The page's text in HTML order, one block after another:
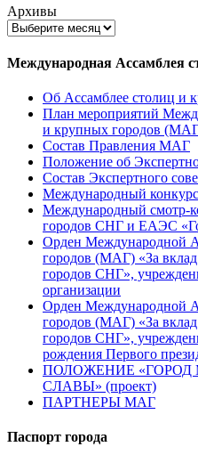
Архивы
Международная Ассамблея
Об Ассамблее столиц
План мероприятий
и крупных городов
Состав Правления МАГ
Положение об
Состав Экспертного
Международный
Международный смотр-
городов СНГ и ЕАЭС
Орден Международной
городов (МАГ) «За вклад
городов СНГ»,
организации
Орден Международной
городов (МАГ) «За вклад
городов СНГ»,
рождения Первого
ПОЛОЖЕНИЕ «ГОРОД
СЛАВЫ» (проект)
ПАРТНЕРЫ МАГ
Паспорт города